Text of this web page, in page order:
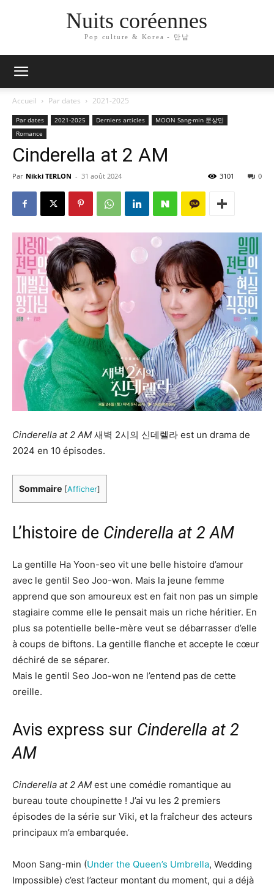
Nuits coréennes
Pop culture & Korea - 만남
Accueil Par dates 2021-2025
Par dates 2021-2025 Derniers articles
MOON Sang-min 문상민
Romance
Cinderella at 2 AM
Par Nikki TERLON - 31 août 2024 0
3101
Cinderella at 2 AM 새벽 2시의 신데렐라 est un drama de
2024 en 10 épisodes.
Sommaire [Afficher]
L’histoire de Cinderella at 2 AM
La gentille Ha Yoon-seo vit une belle histoire d’amour
avec le gentil Seo Joo-won. Mais la jeune femme
apprend que son amoureux est en fait non pas un simple
stagiaire comme elle le pensait mais un riche héritier. En
plus sa potentielle belle-mère veut se débarrasser d’elle
à coups de biftons. La gentille flanche et accepte le cœur
déchiré de se séparer.
Mais le gentil Seo Joo-won ne l’entend pas de cette
oreille.
Avis express sur Cinderella at 2
AM
Cinderella at 2 AM est une comédie romantique au
bureau toute choupinette ! J’ai vu les 2 premiers
épisodes de la série sur Viki, et la fraîcheur des acteurs
principaux m’a embarquée.
Moon Sang-min (Under the Queen’s Umbrella, Wedding
Impossible) c’est l’acteur montant du moment, qui a déjà